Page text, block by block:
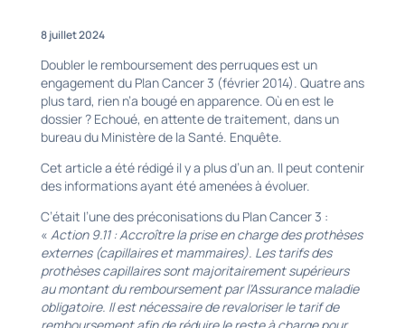
8 juillet 2024
Doubler le remboursement des perruques est un
engagement du Plan Cancer 3 (février 2014). Quatre ans
plus tard, rien n’a bougé en apparence. Où en est le
dossier ? Echoué, en attente de traitement, dans un
bureau du Ministère de la Santé. Enquête.
Cet article a été rédigé il y a plus d’un an. Il peut contenir
des informations ayant été amenées à évoluer.
C’était l’une des préconisations du Plan Cancer 3 :
« Action 9.11 : Accroître la prise en charge des prothèses
externes (capillaires et mammaires). Les tarifs des
prothèses capillaires sont majoritairement supérieurs
au montant du remboursement par l’Assurance maladie
obligatoire. Il est nécessaire de revaloriser le tarif de
remboursement afin de réduire le reste à charge pour